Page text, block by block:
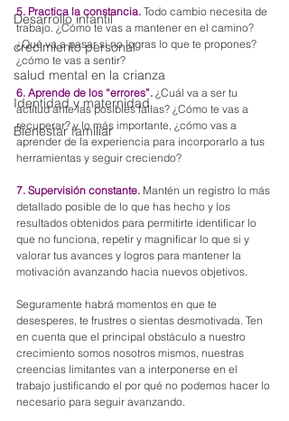
Desarrollo infantil
crecimiento personal
salud mental en la crianza
Identidad y maternidad
Bienestar familiar
5. Practica la constancia. Todo cambio necesita de
trabajo. ¿Cómo te vas a mantener en el camino?
¿Qué va a pasar si no logras lo que te propones?
¿cómo te vas a sentir?
6. Aprende de los “errores”. ¿Cuál va a ser tu
actitud ante las posibles fallas? ¿Cómo te vas a
recuperar? y lo más importante, ¿cómo vas a
aprender de la experiencia para incorporarlo a tus
herramientas y seguir creciendo?
7. Supervisión constante. Mantén un registro lo más
detallado posible de lo que has hecho y los
resultados obtenidos para permitirte identificar lo
que no funciona, repetir y magnificar lo que si y
valorar tus avances y logros para mantener la
motivación avanzando hacia nuevos objetivos.
Seguramente habrá momentos en que te
desesperes, te frustres o sientas desmotivada. Ten
en cuenta que el principal obstáculo a nuestro
crecimiento somos nosotros mismos, nuestras
creencias limitantes van a interponerse en el
trabajo justificando el por qué no podemos hacer lo
necesario para seguir avanzando.